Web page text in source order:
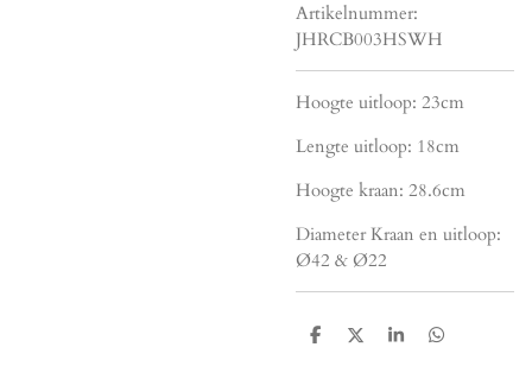
Artikelnummer:
JHRCB003HSWH
Hoogte uitloop: 23cm
Lengte uitloop: 18cm
Hoogte kraan: 28.6cm
Diameter Kraan en uitloop:
Ø42 & Ø22
D
D
S
D